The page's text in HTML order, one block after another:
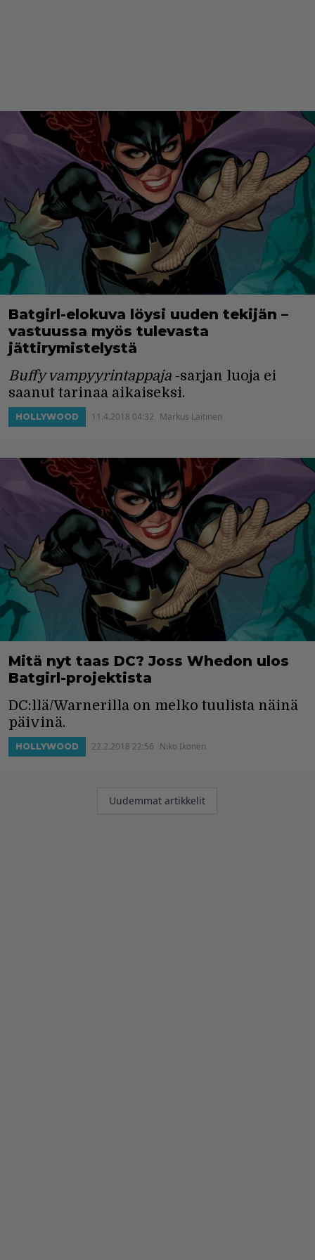
Batgirl-elokuva löysi uuden tekijän –
vastuussa myös tulevasta
jättirymistelystä
Buffy vampyyrintappaja -sarjan luoja ei
saanut tarinaa aikaiseksi.
HOLLYWOOD 11.4.2018 04:32 Markus Laitinen
Mitä nyt taas DC? Joss Whedon ulos
Batgirl-projektista
DC:llä/Warnerilla on melko tuulista näinä
päivinä.
HOLLYWOOD 22.2.2018 22:56 Niko Ikonen
Artikkelien
Uudemmat artikkelit